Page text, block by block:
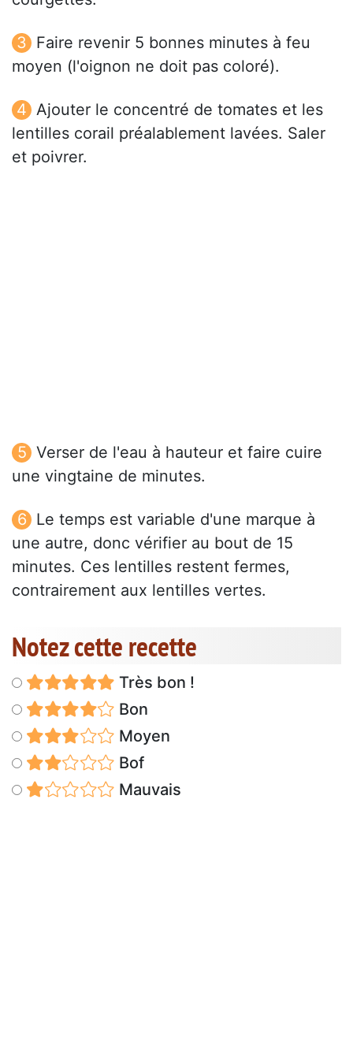
Faire revenir 5 bonnes minutes à feu
moyen (l'oignon ne doit pas coloré).
Ajouter le concentré de tomates et les
lentilles corail préalablement lavées. Saler
et poivrer.
Verser de l'eau à hauteur et faire cuire
une vingtaine de minutes.
Le temps est variable d'une marque à
une autre, donc vérifier au bout de 15
minutes. Ces lentilles restent fermes,
contrairement aux lentilles vertes.
Notez cette recette
Très bon !
Bon
Moyen
Bof
Mauvais